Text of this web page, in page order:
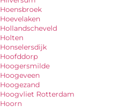
Hoensbroek
Hoevelaken
Hollandscheveld
Holten
Honselersdijk
Hoofddorp
Hoogersmilde
Hoogeveen
Hoogezand
Hoogvliet Rotterdam
Hoorn